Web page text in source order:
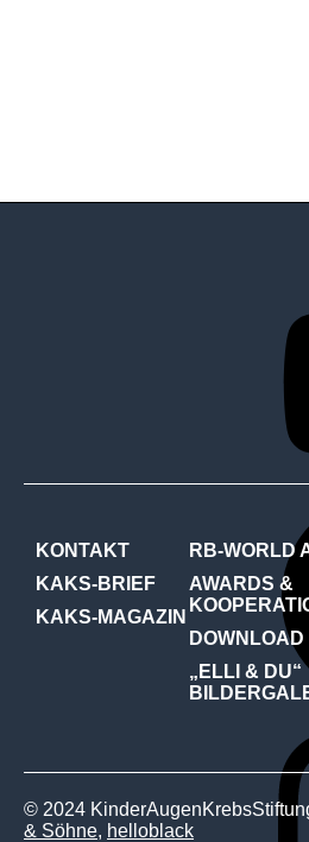
KONTAKT
KAKS-BRIEF
KAKS-MAGAZIN
RB-WORLD
AWARDS &
DOWNLOAD
„ELLI & DU“
© 2024
& Söhne, helloblack